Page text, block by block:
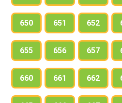
650 651 652
655 656 657
660 661 662